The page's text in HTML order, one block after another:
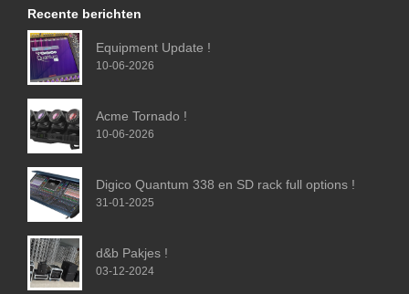
Recente berichten
Equipment Update !
10-06-2026
Acme Tornado !
10-06-2026
Digico Quantum 338 en SD rack full options !
31-01-2025
d&b Pakjes !
03-12-2024